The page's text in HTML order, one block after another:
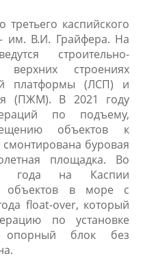
третьего каспийского
им. В.И. Грайфера. На
строительно-
строениях
платформы (ЛСП) и
(ПЖМ). В 2021 году
по подъему,
объектов к
буровая
площадка. Во
года на Каспии
объектов в море с
float-over, который
по установке
опорный блок без